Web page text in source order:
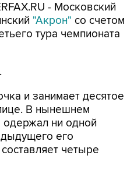
- Московский
"Акрон" со счетом
тура чемпионата
и занимает десятое
В нынешнем
ни одной
его
четыре